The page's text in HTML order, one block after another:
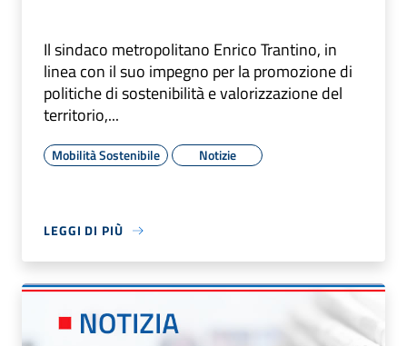
Il sindaco metropolitano Enrico Trantino, in
linea con il suo impegno per la promozione di
politiche di sostenibilità e valorizzazione del
territorio,...
Mobilità Sostenibile Notizie
LEGGI DI PIÙ